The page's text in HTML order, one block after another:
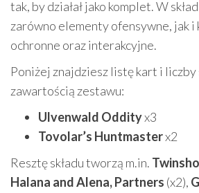
tak, by działał jako komplet. W
zarówno elementy ofensywne, jak
ochronne oraz interakcyjne.
Poniżej znajdziesz listę kart i liczby
zawartością zestawu:
Ulvenwald Oddityx3
Tovolar’s Huntmasterx2
Resztę składu tworzą m.in.
Halana and Alena, Partners (x2),